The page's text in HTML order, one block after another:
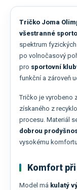
Tričko Joma
všestranné
spektrum
po volnočasový
pro sportovní
funkční a zároveň
Tričko je vyrobeno
získaného z
procesu. Materiál
dobrou
vysokému
Komfort
Model má kulatý